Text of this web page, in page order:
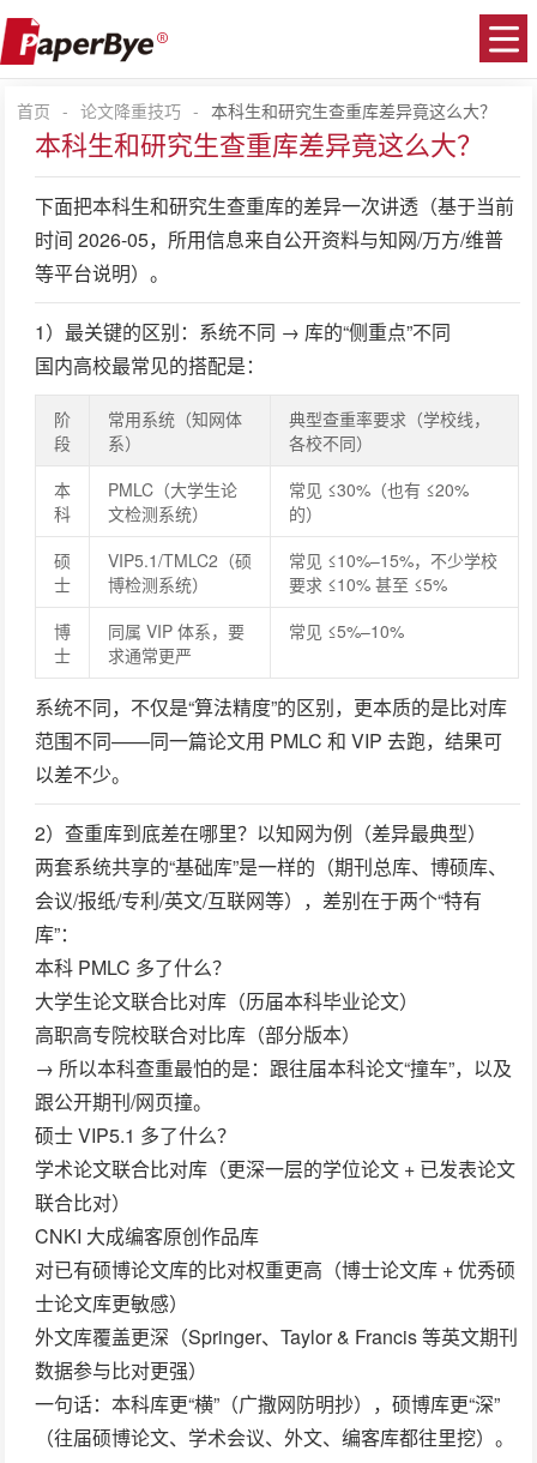
首页 - 论文降重技巧 - 本科生和研究生查重库差异竟这么大？
本科生和研究生查重库差异竟这么大？
下面把本科生和研究生查重库的差异一次讲透（基于当前
时间 2026-05，所用信息来自公开资料与知网/万方/维普
等平台说明）。
1）最关键的区别：系统不同 → 库的“侧重点”不同
国内高校最常见的搭配是：
阶
段
常用系统（知网体
系）
典型查重率要求（学校线，
各校不同）
本
科
PMLC（大学生论
文检测系统）
常见 ≤30%（也有 ≤20%
的）
硕
士
VIP5.1/TMLC2（硕
博检测系统）
常见 ≤10%–15%，不少学校
要求 ≤10% 甚至 ≤5%
博
士
同属 VIP 体系，要
求通常更严
常见 ≤5%–10%
系统不同，不仅是“算法精度”的区别，更本质的是比对库
范围不同——同一篇论文用 PMLC 和 VIP 去跑，结果可
以差不少。
2）查重库到底差在哪里？以知网为例（差异最典型）
两套系统共享的“基础库”是一样的（期刊总库、博硕库、
会议/报纸/专利/英文/互联网等），差别在于两个“特有
库”：
本科 PMLC 多了什么？
大学生论文联合比对库 （历届本科毕业论文）
高职高专院校联合对比库（部分版本）
→ 所以本科查重最怕的是：跟往届本科论文“撞车”，以及
跟公开期刊/网页撞。
硕士 VIP5.1 多了什么？
学术论文联合比对库 （更深一层的学位论文 + 已发表论文
联合比对）
CNKI 大成编客原创作品库
对已有硕博论文库的比对权重更高（博士论文库 + 优秀硕
士论文库更敏感）
外文库覆盖更深（Springer、Taylor & Francis 等英文期刊
数据参与比对更强）
一句话：本科库更“横”（广撒网防明抄），硕博库更“深”
（往届硕博论文、学术会议、外文、编客库都往里挖）。